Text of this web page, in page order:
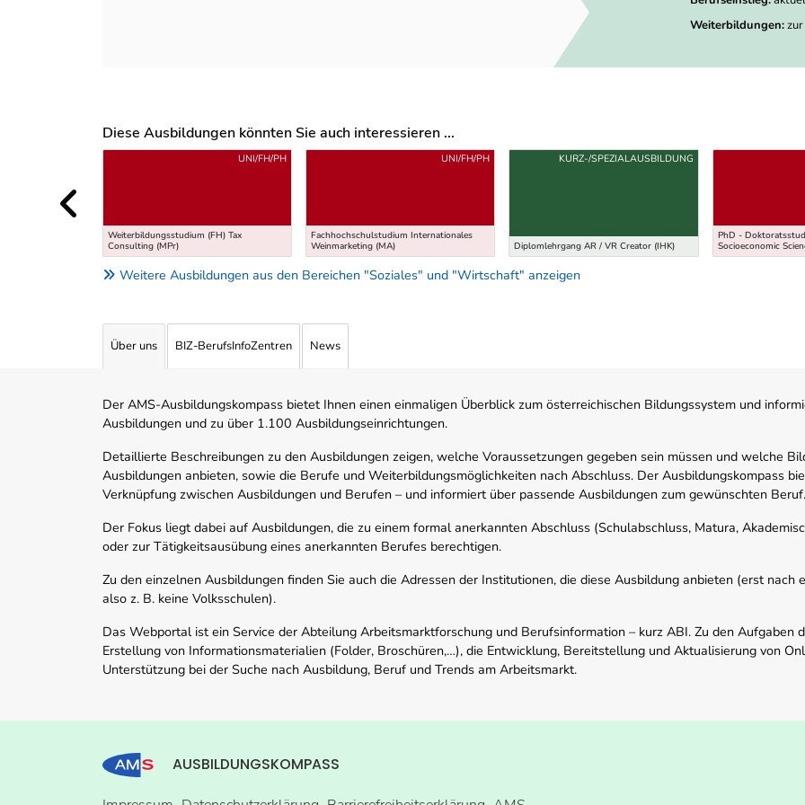
Weiterbildungen:
Diese Ausbildungen könnten Sie auch interessieren ...
Uber weitere Ausbildungsvorschläge
Weiterbildungsstudium (FH) Tax
Consulting (MPr)
UNI/FH/PH
Fachhochschulstudium Internationales
Weinmarketing (MA)
UNI/FH/PH
Diplomlehrgang AR / VR Creator (IHK)
KURZ-/SPEZIALAUSBILDUNG
PhD -
Socioeconomic
Weitere Ausbildungen aus den Bereichen "Soziales" und "Wirtschaft" anzeigen
Über uns BIZ-BerufsInfoZentren News
Der AMS-Ausbildungskompass bietet Ihnen einen einmaligen Überblick zum österreichischen Bildungssystem und
Ausbildungen und zu über 1.100 Ausbildungseinrichtungen.
Detaillierte Beschreibungen zu den Ausbildungen zeigen, welche Voraussetzungen gegeben sein müssen und welche
Ausbildungen anbieten, sowie die Berufe und Weiterbildungsmöglichkeiten nach Abschluss. Der Ausbildungskompass
Verknüpfung zwischen Ausbildungen und Berufen – und informiert über passende Ausbildungen zum gewünschten Beruf.
Der Fokus liegt dabei auf Ausbildungen, die zu einem formal anerkannten Abschluss (Schulabschluss, Matura,
oder zur Tätigkeitsausübung eines anerkannten Berufes berechtigen.
Zu den einzelnen Ausbildungen finden Sie auch die Adressen der Institutionen, die diese Ausbildung anbieten (erst nach
also z. B. keine Volksschulen).
Das Webportal ist ein Service der Abteilung Arbeitsmarktforschung und Berufsinformation – kurz ABI. Zu den Aufgaben
Erstellung von Informationsmaterialien (Folder, Broschüren,…), die Entwicklung, Bereitstellung und Aktualisierung von
Unterstützung bei der Suche nach Ausbildung, Beruf und Trends am Arbeitsmarkt.
AUSBILDUNGSKOMPASS